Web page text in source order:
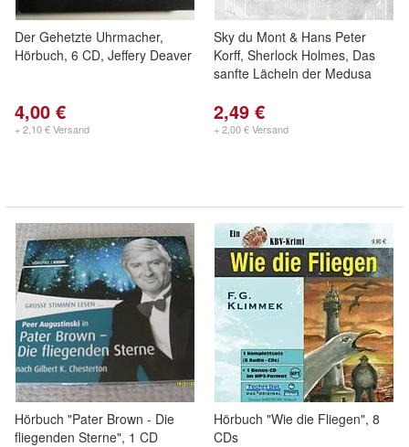
Der Gehetzte Uhrmacher,
Hörbuch, 6 CD, Jeffery Deaver
4,00 €
+ 2,10 € Versand
Sky du Mont & Hans Peter
Korff, Sherlock Holmes, Das
sanfte Lächeln der Medusa
2,49 €
+ 2,00 € Versand
Hörbuch "Pater Brown - Die
fliegenden Sterne", 1 CD
Hörbuch "Wie die Fliegen", 8
CDs